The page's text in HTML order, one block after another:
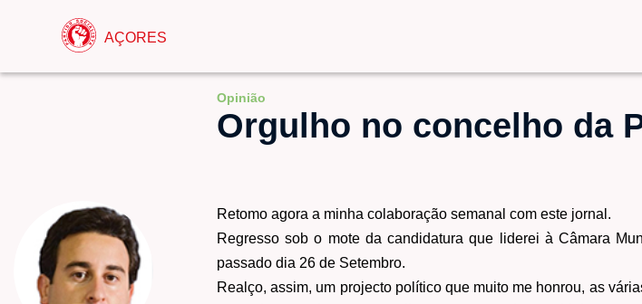
AÇORES
Opinião
Orgulho no concelho da
Retomo agora a minha colaboração semanal com este jornal.
Regresso sob o mote da candidatura que liderei à Câmara
passado dia 26 de Setembro.
Realço, assim, um projecto político que muito me honrou, as